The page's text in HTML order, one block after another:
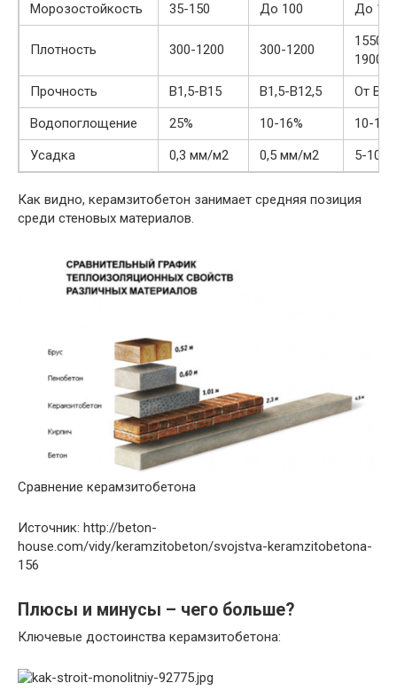
Морозостойкость
35-150 До 100 До 100
Плотность 300-1200 300-1200
1550-
1900
Прочность
В1,5-В15 В1,5-В12,5
От В3,5
Водопоглощение
25% 10-16%
10-16%
Усадка
0,3 мм/м2 0,5 мм/м2 5-10%
Как видно, керамзитобетон занимает средняя позиция
среди стеновых материалов.
Сравнение керамзитобетона
Источник: http://beton-
house.com/vidy/keramzitobeton/svojstva-keramzitobetona-
156
Плюсы и минусы – чего больше?
Ключевые достоинства керамзитобетона: